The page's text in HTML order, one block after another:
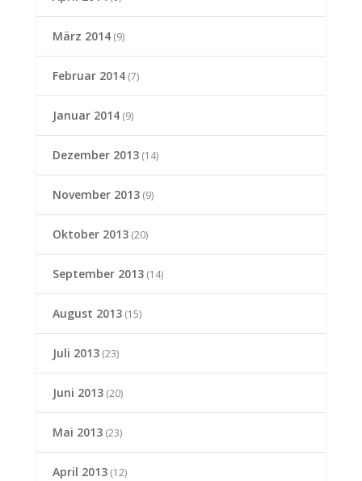
März 2014(9)
Februar 2014(7)
Januar 2014(9)
Dezember 2013(14)
November 2013(9)
Oktober 2013(20)
September 2013(14)
August 2013(15)
Juli 2013(23)
Juni 2013(20)
Mai 2013(23)
April 2013(12)